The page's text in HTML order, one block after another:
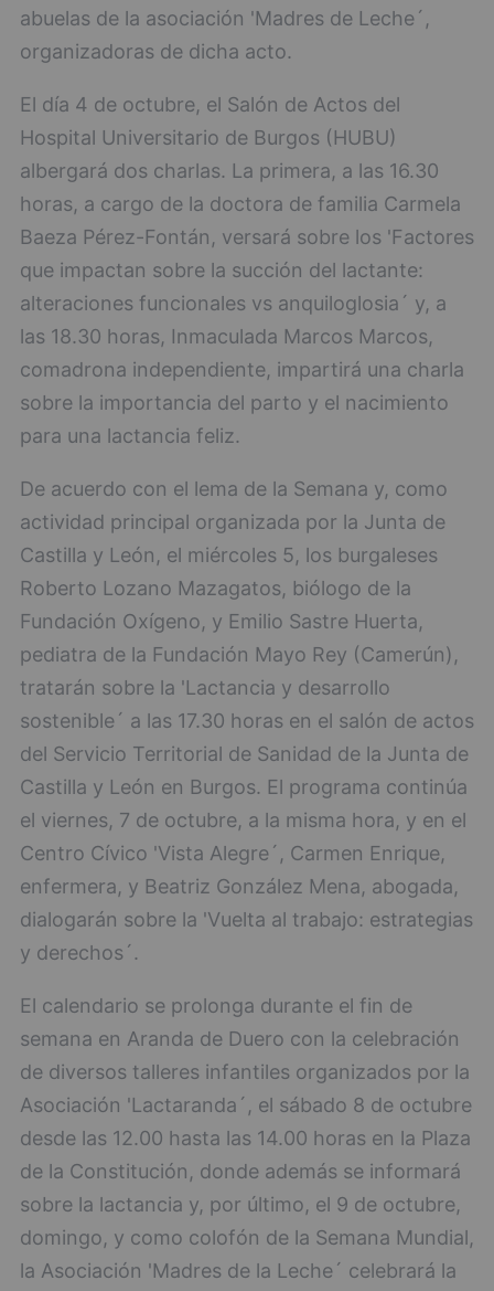
abuelas de la asociación 'Madres de Leche´,
organizadoras de dicha acto.
El día 4 de octubre, el Salón de Actos del
Hospital Universitario de Burgos (HUBU)
albergará dos charlas. La primera, a las 16.30
horas, a cargo de la doctora de familia Carmela
Baeza Pérez-Fontán, versará sobre los 'Factores
que impactan sobre la succión del lactante:
alteraciones funcionales vs anquiloglosia´ y, a
las 18.30 horas, Inmaculada Marcos Marcos,
comadrona independiente, impartirá una charla
sobre la importancia del parto y el nacimiento
para una lactancia feliz.
De acuerdo con el lema de la Semana y, como
actividad principal organizada por la Junta de
Castilla y León, el miércoles 5, los burgaleses
Roberto Lozano Mazagatos, biólogo de la
Fundación Oxígeno, y Emilio Sastre Huerta,
pediatra de la Fundación Mayo Rey (Camerún),
tratarán sobre la 'Lactancia y desarrollo
sostenible´ a las 17.30 horas en el salón de actos
del Servicio Territorial de Sanidad de la Junta de
Castilla y León en Burgos. El programa continúa
el viernes, 7 de octubre, a la misma hora, y en el
Centro Cívico 'Vista Alegre´, Carmen Enrique,
enfermera, y Beatriz González Mena, abogada,
dialogarán sobre la 'Vuelta al trabajo: estrategias
y derechos´.
El calendario se prolonga durante el fin de
semana en Aranda de Duero con la celebración
de diversos talleres infantiles organizados por la
Asociación 'Lactaranda´, el sábado 8 de octubre
desde las 12.00 hasta las 14.00 horas en la Plaza
de la Constitución, donde además se informará
sobre la lactancia y, por último, el 9 de octubre,
domingo, y como colofón de la Semana Mundial,
la Asociación 'Madres de la Leche´ celebrará la